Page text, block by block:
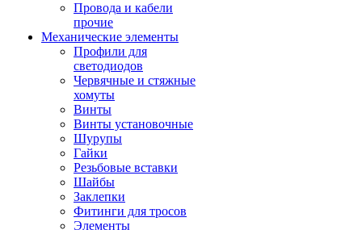
Провода и кабели
прочие
Механические элементы
Профили для
светодиодов
Червячные и стяжные
хомуты
Винты
Винты установочные
Шурупы
Гайки
Резьбовые вставки
Шайбы
Заклепки
Фитинги для тросов
Элементы